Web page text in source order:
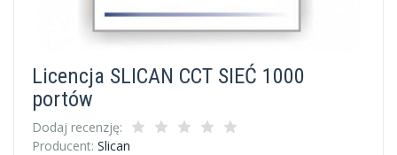
Licencja SLICAN CCT SIEĆ 1000
portów
Dodaj recenzję:
Producent: Slican